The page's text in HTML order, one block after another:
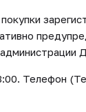
Телефон